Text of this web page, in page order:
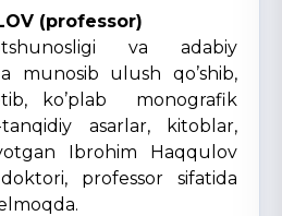
(professor)
va adabiy
munosib ulush qo’shib,
ko’plab monografik
asarlar, kitoblar,
Ibrohim Haqqulov
professor sifatida